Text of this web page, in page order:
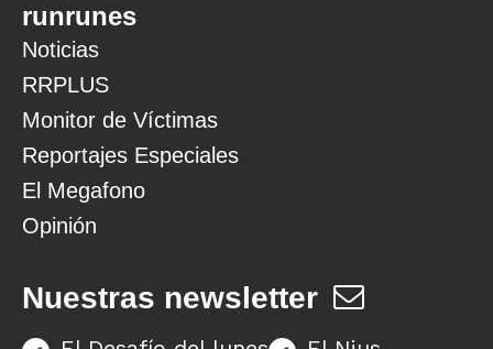
runrunes
Noticias
RRPLUS
Monitor de Víctimas
Reportajes Especiales
El Megafono
Opinión
Nuestras newsletter